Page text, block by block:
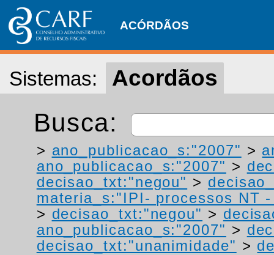
ACÓRDÃOS
Sistemas: Acordãos
Busca:
> ano_publicacao_s:"2007" >
ano_publicacao_s:"2007" >
decisao_txt:"negou" >
materia_s:"IPI- processos NT
> decisao_txt:"negou" >
ano_publicacao_s:"2007" >
decisao_txt:"unanimidade" >